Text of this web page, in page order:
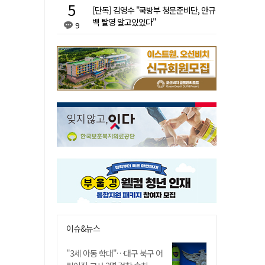
9
[단독] 김영수 "국방부 청문준비단, 안규
백 탈영 알고있었다"
이슈&뉴스
"3세 아동 학대"…대구 북구 어